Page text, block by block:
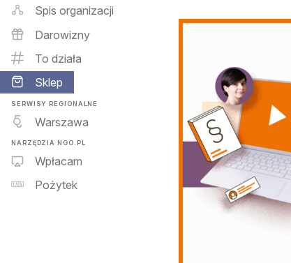
Spis organizacji
Darowizny
To działa
Sklep
SERWISY REGIONALNE
Warszawa
NARZĘDZIA NGO.PL
Wpłacam
Pożytek